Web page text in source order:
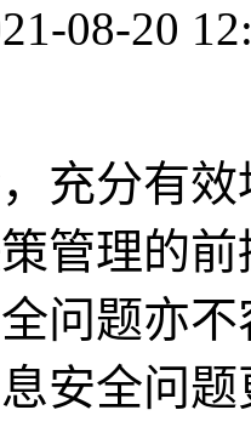
08-
充分有
管理的
问题亦
安全问